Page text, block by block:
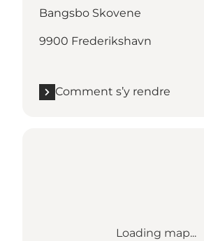
Bangsbo Skovene
9900 Frederikshavn
Comment s’y rendre
Loading map...